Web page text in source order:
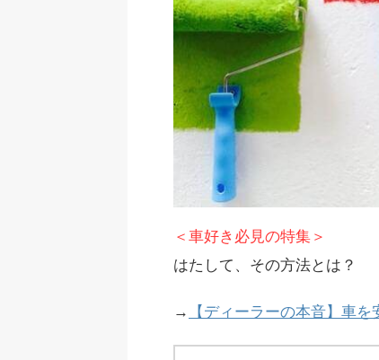
＜車好き必見の特集＞
はたして、その方法とは？
→ 【ディーラーの本音】車